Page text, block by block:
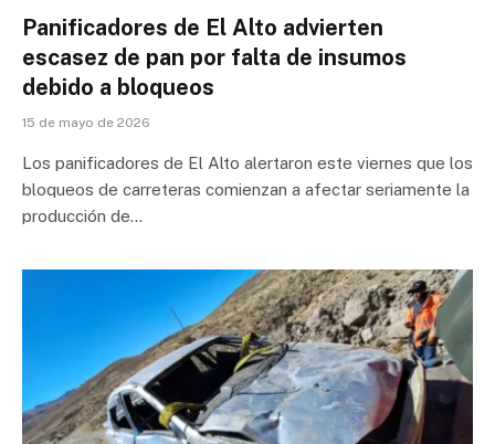
Panificadores de El Alto advierten
escasez de pan por falta de insumos
debido a bloqueos
15 de mayo de 2026
Los panificadores de El Alto alertaron este viernes que los
bloqueos de carreteras comienzan a afectar seriamente la
producción de…